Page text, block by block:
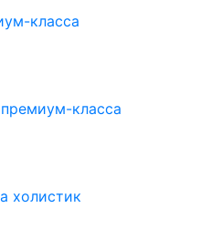
класса
класса
холистик